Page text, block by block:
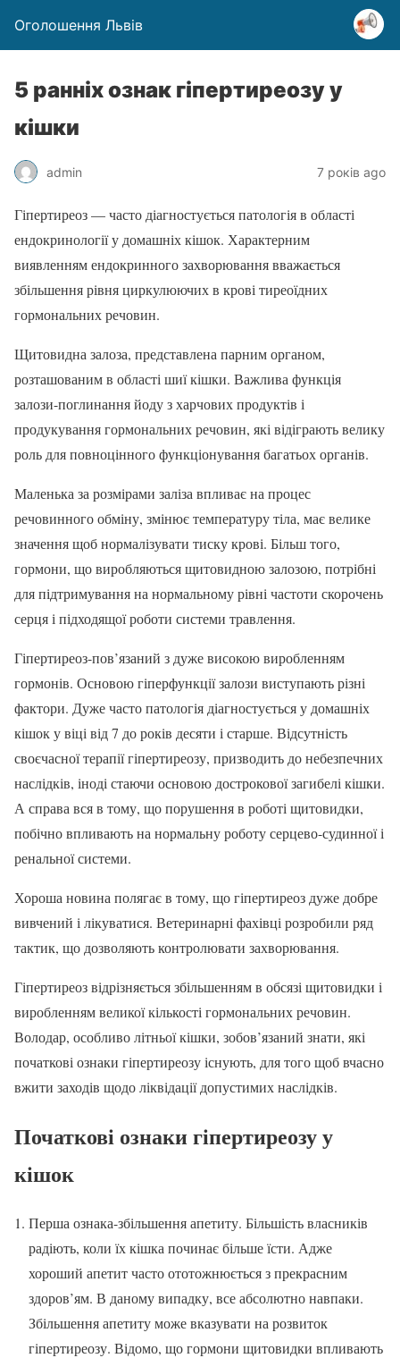
Оголошення Львів
5 ранніх ознак гіпертиреозу у
кішки
admin 7 років ago
Гіпертиреоз — часто діагностується патологія в області
ендокринології у домашніх кішок. Характерним
виявленням ендокринного захворювання вважається
збільшення рівня циркулюючих в крові тиреоїдних
гормональних речовин.
Щитовидна залоза, представлена парним органом,
розташованим в області шиї кішки. Важлива функція
залози-поглинання йоду з харчових продуктів і
продукування гормональних речовин, які відіграють велику
роль для повноцінного функціонування багатьох органів.
Маленька за розмірами заліза впливає на процес
речовинного обміну, змінює температуру тіла, має велике
значення щоб нормалізувати тиску крові. Більш того,
гормони, що виробляються щитовидною залозою, потрібні
для підтримування на нормальному рівні частоти скорочень
серця і підходящої роботи системи травлення.
Гіпертиреоз-пов’язаний з дуже високою виробленням
гормонів. Основою гіперфункції залози виступають різні
фактори. Дуже часто патологія діагностується у домашніх
кішок у віці від 7 до років десяти і старше. Відсутність
своєчасної терапії гіпертиреозу, призводить до небезпечних
наслідків, іноді стаючи основою дострокової загибелі кішки.
А справа вся в тому, що порушення в роботі щитовидки,
побічно впливають на нормальну роботу серцево-судинної і
ренальної системи.
Хороша новина полягає в тому, що гіпертиреоз дуже добре
вивчений і лікуватися. Ветеринарні фахівці розробили ряд
тактик, що дозволяють контролювати захворювання.
Гіпертиреоз відрізняється збільшенням в обсязі щитовидки і
виробленням великої кількості гормональних речовин.
Володар, особливо літньої кішки, зобов’язаний знати, які
початкові ознаки гіпертиреозу існують, для того щоб вчасно
вжити заходів щодо ліквідації допустимих наслідків.
Початкові ознаки гіпертиреозу у
кішок
Перша ознака-збільшення апетиту. Більшість власників
радіють, коли їх кішка починає більше їсти. Адже
хороший апетит часто ототожнюється з прекрасним
здоров’ям. В даному випадку, все абсолютно навпаки.
Збільшення апетиту може вказувати на розвиток
гіпертиреозу. Відомо, що гормони щитовидки впливають